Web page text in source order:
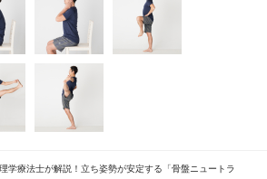
理学療法士が解説！立ち姿勢が安定する「骨盤ニュートラ